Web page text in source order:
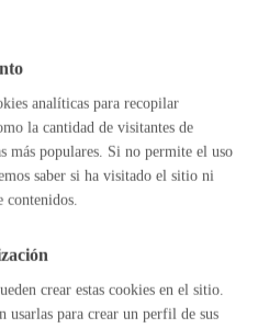
de Donostia / San
Sebastián)
analíticas para recopilar
la cantidad de visitantes de
más populares. Si no permite el uso
saber si ha visitado el sitio ni
contenidos.
crear estas cookies en el sitio.
usarlas para crear un perfil de sus